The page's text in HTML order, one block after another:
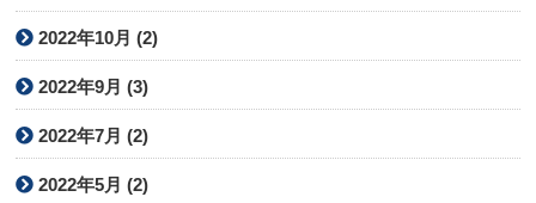
2022年10月 (2)
2022年9月 (3)
2022年7月 (2)
2022年5月 (2)